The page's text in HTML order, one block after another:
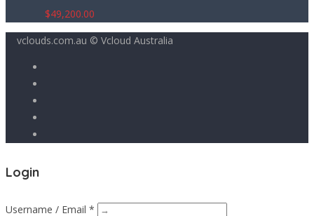
$49,200.00
vclouds.com.au © Vcloud Australia
Login
Username / Email *